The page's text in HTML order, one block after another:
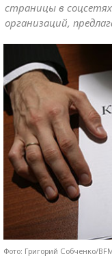
страницы в
организаций,
Фото: Григорий Собченко/